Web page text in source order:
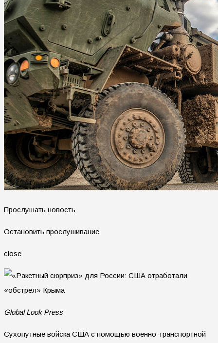
Прослушать новость
Остановить прослушивание
close
Global Look Press
Сухопутные войска США с помощью военно-транспортной